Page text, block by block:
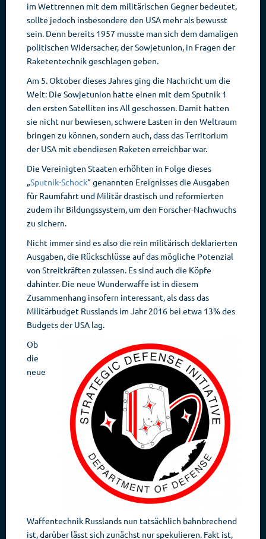
im Wettrennen mit dem militärischen Gegner bedeutet,
sollte jedoch insbesondere den USA mehr als bewusst
sein. Denn bereits 1957 musste man sich dem damaligen
politischen Widersacher, der Sowjetunion, in Fragen der
Raketentechnik geschlagen geben.
Am 5. Oktober dieses Jahres ging die Nachricht um die
Welt: Die Sowjetunion hatte einen mit dem Sputnik 1
den ersten Satelliten ins All geschossen. Damit hatten
sie nicht nur bewiesen, schwere Lasten in den Weltraum
bringen zu können, sondern auch, dass das Territorium
der USA mit ebendiesen Raketen erreichbar war.
Die Vereinigten Staaten erhöhten in Folge dieses
„Sputnik-Schock“ genannten Ereignisses die Ausgaben
für Raumfahrt und Militär drastisch und reformierten
zudem ihr Bildungssystem, um den Forscher-Nachwuchs
zu sichern.
Nicht immer sind es also die rein militärisch deklarierten
Ausgaben, die Rückschlüsse auf das mögliche Potenzial
von Streitkräften zulassen. Es sind auch die Köpfe
dahinter. Die neue Wunderwaffe ist in diesem
Zusammenhang insofern interessant, als dass das
Militärbudget Russlands im Jahr 2016 bei etwa 13% des
Budgets der USA lag.
Ob
die
neue
Waffentechnik Russlands nun tatsächlich bahnbrechend
ist, darüber lässt sich zunächst nur spekulieren. Fakt ist,